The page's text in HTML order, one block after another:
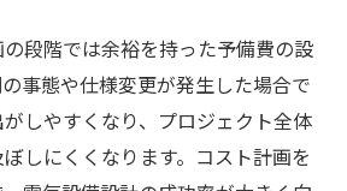
段階では余裕を持った予備費の設
事態や仕様変更が発生した場合で
しやすくなり、プロジェクト全体
しにくくなります。コスト計画を